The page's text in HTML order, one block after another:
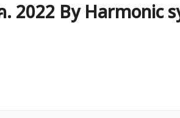
. 2022 By Harmonic